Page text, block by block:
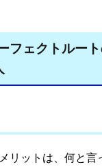
フェクトルー
リットは、何と言